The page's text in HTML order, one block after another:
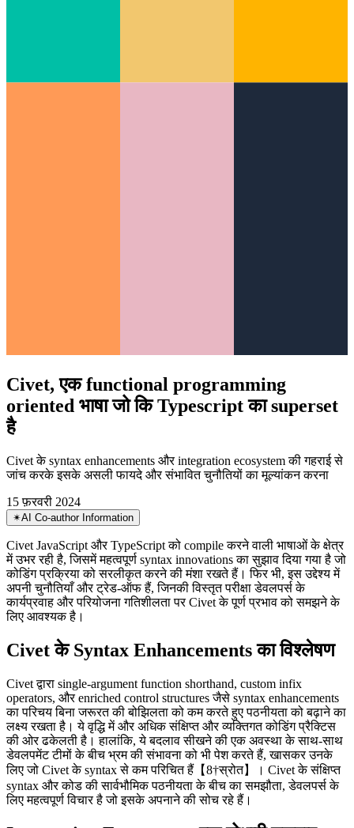
Civet, एक functional programming
oriented भाषा जो कि Typescript का superset
है
Civet के syntax enhancements और integration ecosystem की गहराई से
जांच करके इसके असली फायदे और संभावित चुनौतियों का मूल्यांकन करना
15 फ़रवरी 2024
✴︎AI Co-author Information
Civet JavaScript और TypeScript को compile करने वाली भाषाओं के क्षेत्र
में उभर रही है, जिसमें महत्वपूर्ण syntax innovations का सुझाव दिया गया है जो
कोडिंग प्रक्रिया को सरलीकृत करने की मंशा रखते हैं। फिर भी, इस उद्देश्य में
अपनी चुनौतियाँ और ट्रेड-ऑफ हैं, जिनकी विस्तृत परीक्षा डेवलपर्स के
कार्यप्रवाह और परियोजना गतिशीलता पर Civet के पूर्ण प्रभाव को समझने के
Civet के Syntax Enhancements का विश्लेषण
Civet द्वारा single-argument function shorthand, custom infix
operators, और enriched control structures जैसे syntax enhancements
का परिचय बिना जरूरत की बोझिलता को कम करते हुए पठनीयता को बढ़ाने का
लक्ष्य रखता है। ये वृद्धि में और अधिक संक्षिप्त और व्यक्तिगत कोडिंग प्रैक्टिस
की ओर ढकेलती है। हालांकि, ये बदलाव सीखने की एक अवस्था के साथ-साथ
डेवलपमेंट टीमों के बीच भ्रम की संभावना को भी पेश करते हैं, खासकर उनके
लिए जो Civet के syntax से कम परिचित हैं【8†स्रोत】। Civet के संक्षिप्त